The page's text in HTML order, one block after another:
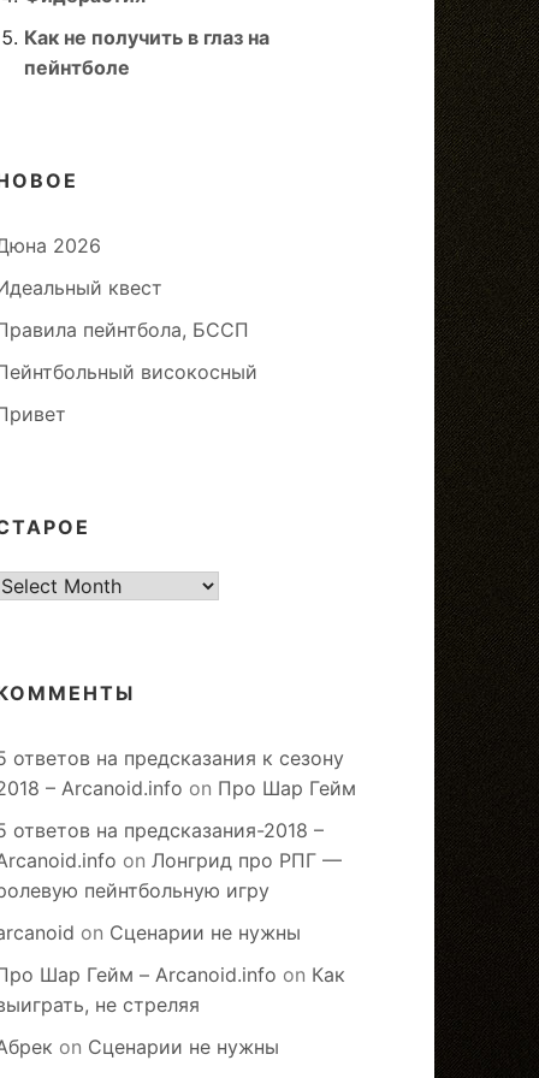
Как не получить в глаз на
пейнтболе
2026
квест
пейнтбола, БССП
високосный
старое
ответов на предсказания к сезону
– Arcanoid.info on Про Шар Гейм
ответов на предсказания-2018 –
on Лонгрид про РПГ —
пейнтбольную игру
on Сценарии не нужны
Шар Гейм – Arcanoid.info on Как
не стреляя
on Сценарии не нужны